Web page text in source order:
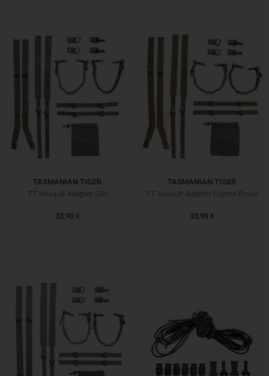
TASMANIAN TIGER
TT Assault Adapter Oliv
33,90 €
TASMANIAN TIGER
TT Assault Adapter Coyote Braun
33,90 €